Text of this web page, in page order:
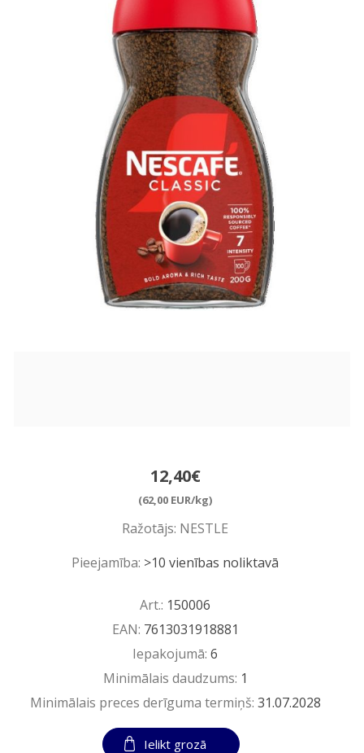
12,40€
(62,00 EUR/kg)
Ražotājs: NESTLE
Pieejamība: >10 vienības noliktavā
Art.: 150006
EAN: 7613031918881
Iepakojumā:6
Minimālais daudzums: 1
Minimālais preces derīguma termiņš: 31.07.2028
Ielikt grozā